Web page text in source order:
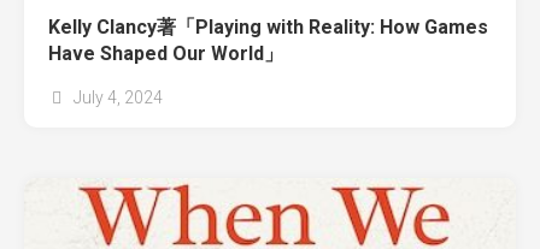
Kelly Clancy著「Playing with Reality: How Games
Have Shaped Our World」
July 4, 2024